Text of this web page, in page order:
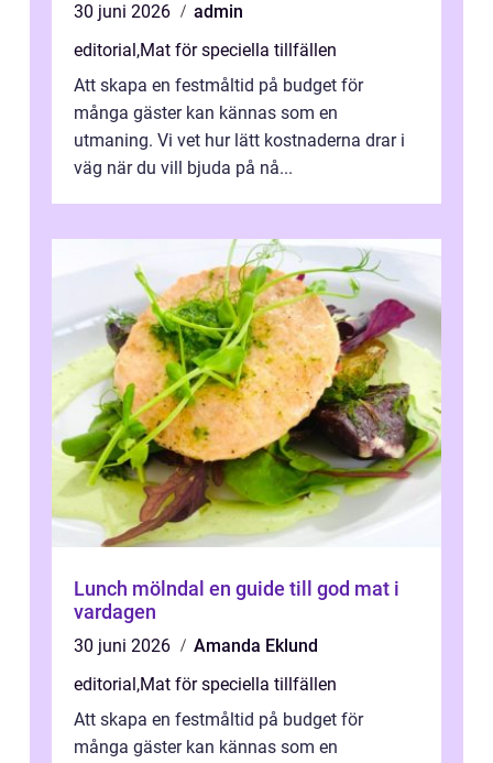
30 juni 2026
admin
editorial,Mat för speciella tillfällen
Att skapa en festmåltid på budget för
många gäster kan kännas som en
utmaning. Vi vet hur lätt kostnaderna drar i
väg när du vill bjuda på nå...
Lunch mölndal en guide till god mat i
vardagen
30 juni 2026
Amanda Eklund
editorial,Mat för speciella tillfällen
Att skapa en festmåltid på budget för
många gäster kan kännas som en